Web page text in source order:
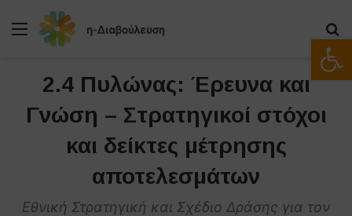
Μενού
2.4 Πυλώνας: Έρευνα και
Γνώση – Στρατηγικοί στόχοι
και δείκτες μέτρησης
αποτελεσμάτων
Εθνική Στρατηγική και Σχέδιο Δράσης για τον